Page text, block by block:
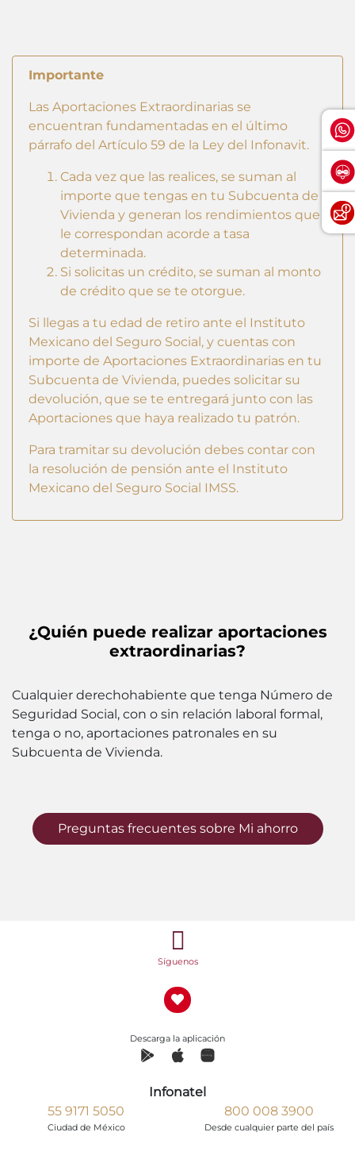
Importante
Las Aportaciones Extraordinarias se
encuentran fundamentadas en el último
párrafo del Artículo 59 de la Ley del Infonavit.
Cada vez que las realices, se suman al
importe que tengas en tu Subcuenta de
Vivienda y generan los rendimientos que
le correspondan acorde a tasa
determinada.
Si solicitas un crédito, se suman al monto
de crédito que se te otorgue.
Si llegas a tu edad de retiro ante el Instituto
Mexicano del Seguro Social, y cuentas con
importe de Aportaciones Extraordinarias en tu
Subcuenta de Vivienda, puedes solicitar su
devolución, que se te entregará junto con las
Aportaciones que haya realizado tu patrón.
Para tramitar su devolución debes contar con
la resolución de pensión ante el Instituto
Mexicano del Seguro Social IMSS.
¿Quién puede realizar aportaciones
extraordinarias?
Cualquier derechohabiente que tenga Número de
Seguridad Social, con o sin relación laboral formal,
tenga o no, aportaciones patronales en su
Subcuenta de Vivienda.
Preguntas frecuentes sobre Mi ahorro
Síguenos
Descarga la aplicación
Infonatel
55 9171 5050
Ciudad de México
800 008 3900
Desde cualquier parte del país